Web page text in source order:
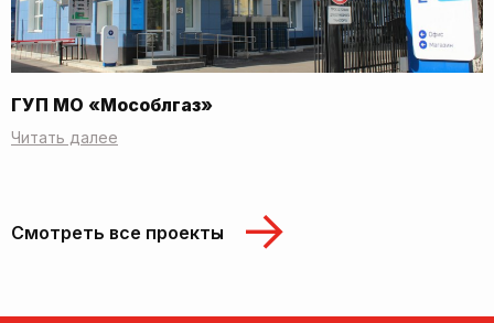
ГУП МО «Мособлгаз»
Читать далее
Смотреть все проекты